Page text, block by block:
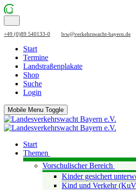
+49 (0)89 540133-0 lvw@verkehrswacht-bayern.de
Start
Termine
Landstraßenplakate
Shop
Suche
Login
Mobile Menu Toggle
Start
Themen
Vorschulischer Bereich
Kinder gesichert
Kind und Verkehr